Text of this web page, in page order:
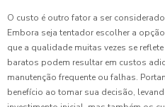
O custo é outro fator a ser
Embora seja tentador escolher a
que a qualidade muitas vezes se
baratos podem resultar em custos
manutenção frequente ou falhas.
benefício ao tomar sua decisão,